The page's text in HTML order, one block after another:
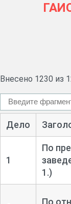
Внесено 1230 из
Дело
1
По
1.)
По